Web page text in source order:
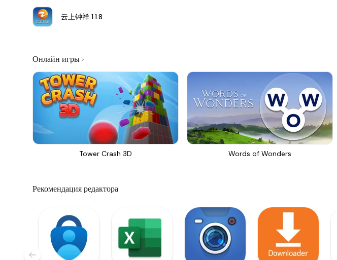
云上钟祥 1.1.8
Онлайн игры
Tower Crash 3D Words of Wonders
Рекомендация редактора